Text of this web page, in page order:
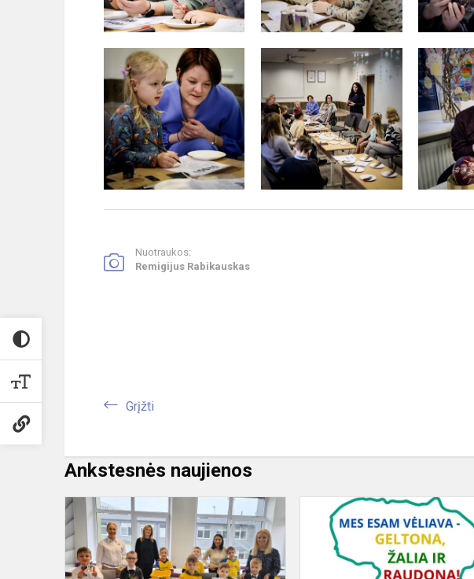
Nuotraukos:
Remigijus Rabikauskas
Grįžti
Ankstesnės naujienos
Nuostabus
pramogų